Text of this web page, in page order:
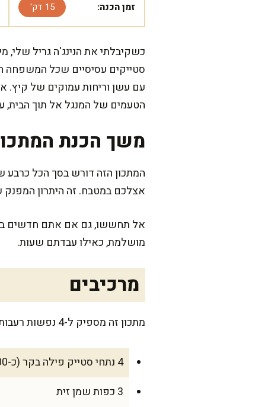
זמן הכנה: 15 דק'
כשקיבלתי את הנינג'ה גריל שלי,
סטייקים עסיסיים שכל המשפחה
עם עשן וריחות עמוקים של קיץ.
הטעמים של המנגל אל תוך הבית,
משך הכנת
המתכון הזה דורש בסך הכל
אצלכם במטבח. זה היתרון
אל תחששו, גם אם אתם חדשים
מושלמת, כאילו עבדתם שעות.
מרכיבים
מתכון זה מספיק ל-4 נפשות רעבות, ואם אתם מארחים – הכפילו כמויות בקלות. הנינג'ה גריל תומך בכם בכל מצב!
4 נתחי סטייק פילה בקר (כ-200 גרם כל אחד)
3 כפות שמן זית